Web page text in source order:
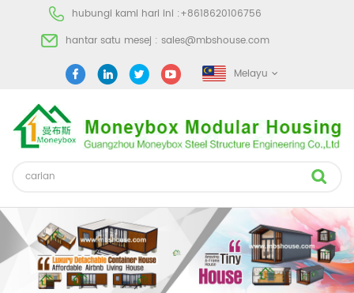
hubungi kami hari ini :+8618620106756
hantar satu mesej : sales@mbshouse.com
Melayu